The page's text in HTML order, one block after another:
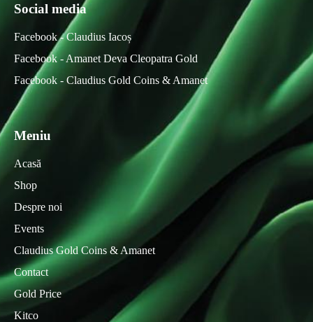
Social media
Facebook - Claudius Iacoș
Facebook - Amanet Deva Cleopatra Gold
Facebook - Claudius Gold Coins & Amanet
Meniu
Acasă
Shop
Despre noi
Events
Claudius Gold Coins & Amanet
Contact
Gold Price
Kitco